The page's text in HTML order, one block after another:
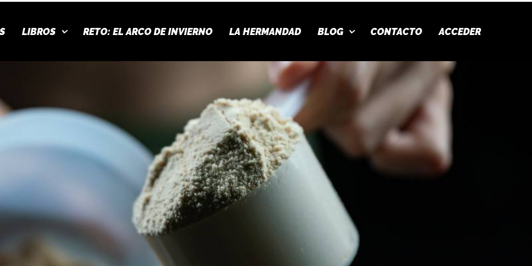
LIBROS RETO: EL ARCO DE INVIERNO LA HERMANDAD BLOG CONTACTO ACCEDER